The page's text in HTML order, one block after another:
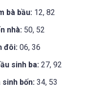
bà bầu: 12, 82
nhà: 50, 52
đôi: 06, 36
sinh ba: 27, 92
bốn: 34, 53